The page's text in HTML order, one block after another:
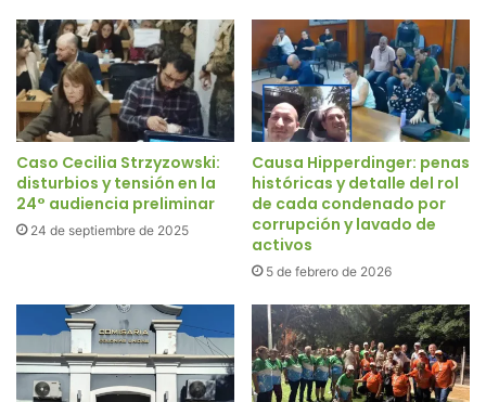
Caso Cecilia Strzyzowski:
disturbios y tensión en la
24° audiencia preliminar
24 de septiembre de 2025
Causa Hipperdinger: penas
históricas y detalle del rol
de cada condenado por
corrupción y lavado de
activos
5 de febrero de 2026